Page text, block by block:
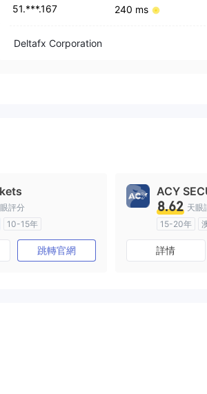
51.***.167 240 ms
Deltafx Corporation
評分
10-15年
管
全牌照 (MM)
跳轉官網
ACY
8.62 天眼
15-20年
全牌照 (MM)
詳情